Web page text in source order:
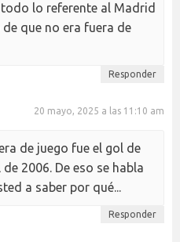
lo referente al Madrid
que no era fuera de
Responder
20 mayo, 2025 a las 11:10 am
de juego fue el gol de
2006. De eso se habla
a saber por qué...
Responder